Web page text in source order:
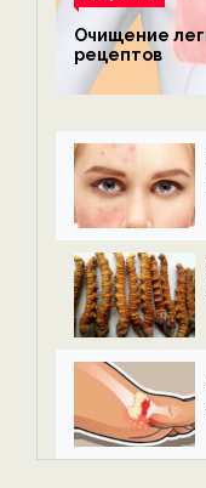
Очищение
рецептов